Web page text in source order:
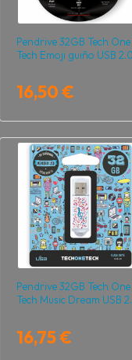
Pendrive 32GB Tech One
Tech Emoji guiño USB
16,50 €
Pendrive 32GB Tech One
Tech Music Dream USB
16,75 €